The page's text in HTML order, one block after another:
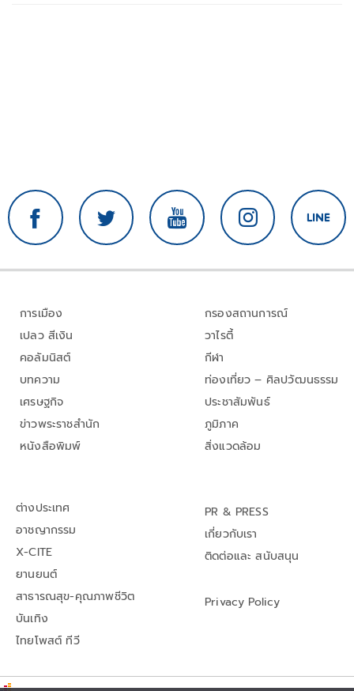
การเมือง
เปลว สีเงิน
คอลัมนิสต์
บทความ
เศรษฐกิจ
ข่าวพระราชสำนัก
หนังสือพิมพ์
กรองสถานการณ์
วาไรตี้
กีฬา
ท่องเที่ยว – ศิลปวัฒนธรรม
ประชาสัมพันธ์
ภูมิภาค
สิ่งแวดล้อม
ต่างประเทศ
อาชญากรรม
X-CITE
ยานยนต์
สาธารณสุข-คุณภาพชีวิต
บันเทิง
ไทยโพสต์ ทีวี
PR & PRESS
เกี่ยวกับเรา
ติดต่อและ สนับสนุน
Privacy Policy